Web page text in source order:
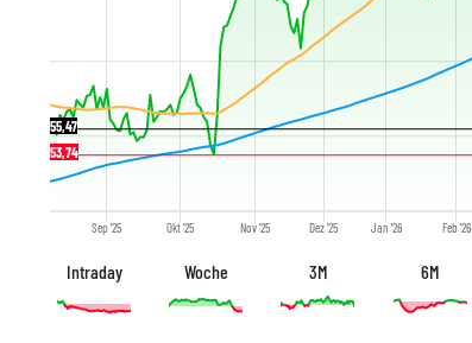
Sep '25 Okt '25 Nov '25 Dez '25 Jan '26 Feb '26
55,47
53,74
Intraday Woche 3M 6M